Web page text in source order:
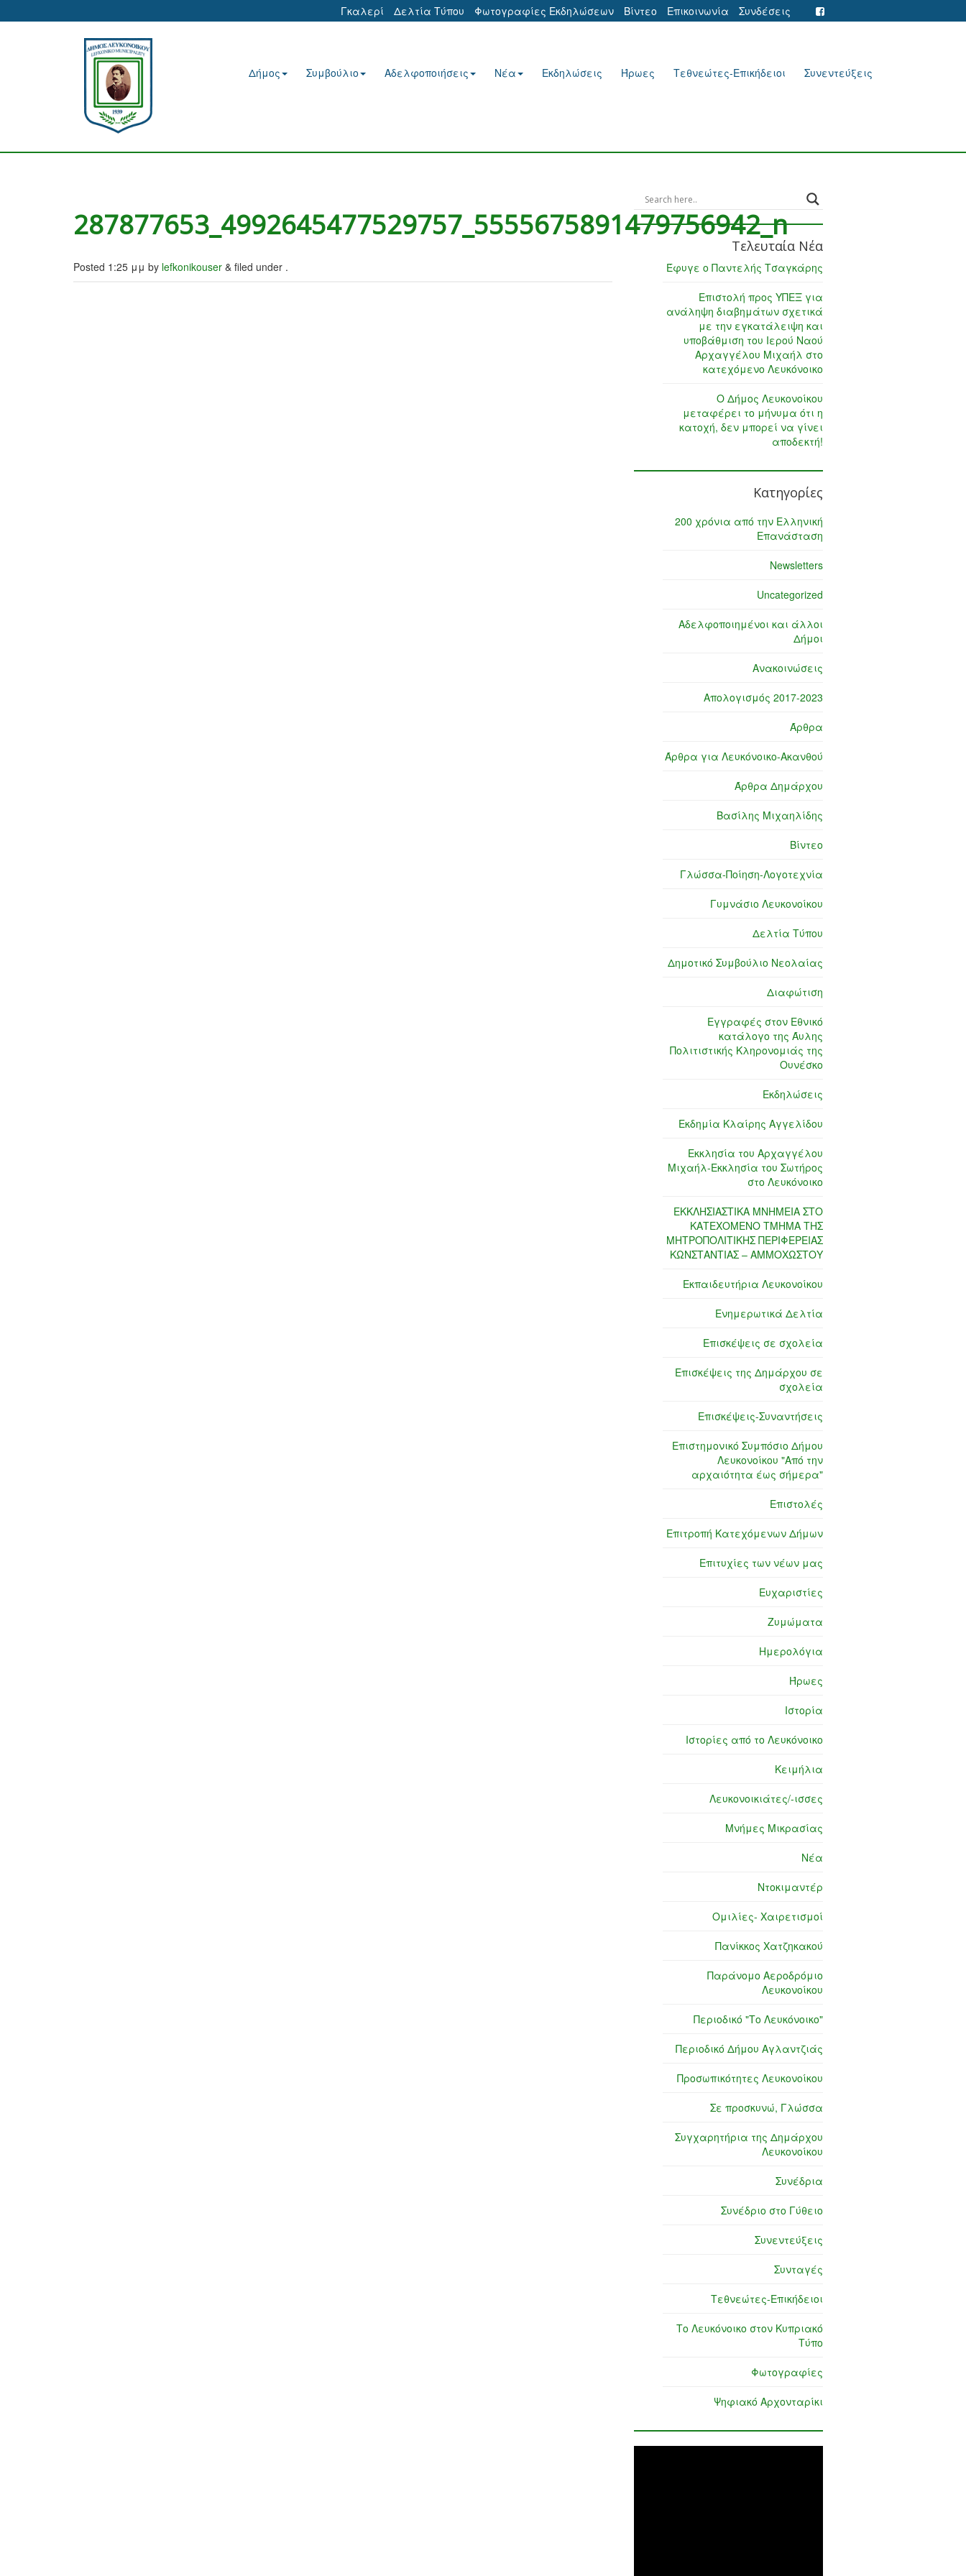
Γκαλερί Δελτία Τύπου Φωτογραφίες Εκδηλώσεων Βίντεο Επικοινωνία Συνδέσεις
Δήμος Συμβούλιο Αδελφοποιήσεις Νέα Εκδηλώσεις Ήρωες Τεθνεώτες-Επικήδειοι Συνεντεύξεις
287877653_4992645477529757_5555675891479756942_n
Posted 1:25 μμ by lefkonikouser & filed under .
Τελευταία Νέα
Έφυγε ο Παντελής Τσαγκάρης
Επιστολή προς ΥΠΕΞ για
ανάληψη διαβημάτων σχετικά
με την εγκατάλειψη και
υποβάθμιση του Ιερού Ναού
Αρχαγγέλου Μιχαήλ στο
κατεχόμενο Λευκόνοικο
Ο Δήμος Λευκονοίκου
μεταφέρει το μήνυμα ότι η
κατοχή, δεν μπορεί να γίνει
αποδεκτή!
Κατηγορίες
200 χρόνια από την Ελληνική
Επανάσταση
Newsletters
Uncategorized
Αδελφοποιημένοι και άλλοι
Δήμοι
Ανακοινώσεις
Απολογισμός 2017-2023
Άρθρα
Άρθρα για Λευκόνοικο-Ακανθού
Άρθρα Δημάρχου
Βασίλης Μιχαηλίδης
Βίντεο
Γλώσσα-Ποίηση-Λογοτεχνία
Γυμνάσιο Λευκονοίκου
Δελτία Τύπου
Δημοτικό Συμβούλιο Νεολαίας
Διαφώτιση
Εγγραφές στον Εθνικό
κατάλογο της Άυλης
Πολιτιστικής Κληρονομιάς της
Ουνέσκο
Εκδηλώσεις
Εκδημία Κλαίρης Αγγελίδου
Εκκλησία του Αρχαγγέλου
Μιχαήλ-Εκκλησία του Σωτήρος
στο Λευκόνοικο
ΕΚΚΛΗΣΙΑΣΤΙΚΑ ΜΝΗΜΕΙΑ ΣΤΟ
ΚΑΤΕΧΟΜΕΝΟ ΤΜΗΜΑ ΤΗΣ
ΜΗΤΡΟΠΟΛΙΤΙΚΗΣ ΠΕΡΙΦΕΡΕΙΑΣ
ΚΩΝΣΤΑΝΤΙΑΣ – ΑΜΜΟΧΩΣΤΟΥ
Εκπαιδευτήρια Λευκονοίκου
Ενημερωτικά Δελτία
Επισκέψεις σε σχολεία
Επισκέψεις της Δημάρχου σε
σχολεία
Επισκέψεις-Συναντήσεις
Επιστημονικό Συμπόσιο Δήμου
Λευκονοίκου "Από την
αρχαιότητα έως σήμερα"
Επιστολές
Επιτροπή Κατεχόμενων Δήμων
Επιτυχίες των νέων μας
Ευχαριστίες
Ζυμώματα
Ημερολόγια
Ήρωες
Ιστορία
Ιστορίες από το Λευκόνοικο
Κειμήλια
Λευκονοικιάτες/-ισσες
Μνήμες Μικρασίας
Νέα
Ντοκιμαντέρ
Ομιλίες- Χαιρετισμοί
Πανίκκος Χατζηκακού
Παράνομο Αεροδρόμιο
Λευκονοίκου
Περιοδικό "Το Λευκόνοικο"
Περιοδικό Δήμου Αγλαντζιάς
Προσωπικότητες Λευκονοίκου
Σε προσκυνώ, Γλώσσα
Συγχαρητήρια της Δημάρχου
Λευκονοίκου
Συνέδρια
Συνέδριο στο Γύθειο
Συνεντεύξεις
Συνταγές
Τεθνεώτες-Επικήδειοι
Το Λευκόνοικο στον Κυπριακό
Τύπο
Φωτογραφίες
Ψηφιακό Αρχονταρίκι